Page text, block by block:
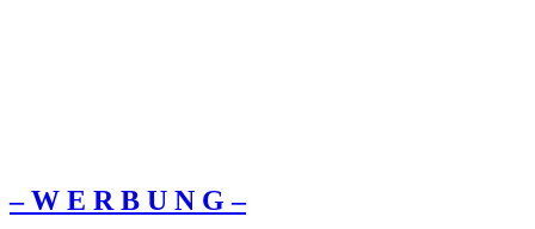
– W Ε R Β U Ν G –